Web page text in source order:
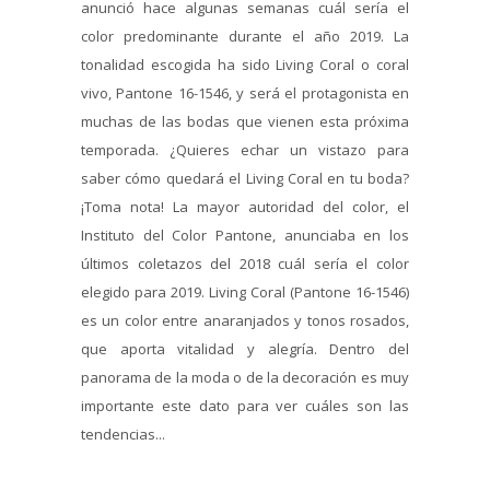
anunció hace algunas semanas cuál sería el
color predominante durante el año 2019. La
tonalidad escogida ha sido Living Coral o coral
vivo, Pantone 16-1546, y será el protagonista en
muchas de las bodas que vienen esta próxima
temporada. ¿Quieres echar un vistazo para
saber cómo quedará el Living Coral en tu boda?
¡Toma nota! La mayor autoridad del color, el
Instituto del Color Pantone, anunciaba en los
últimos coletazos del 2018 cuál sería el color
elegido para 2019. Living Coral (Pantone 16-1546)
es un color entre anaranjados y tonos rosados,
que aporta vitalidad y alegría. Dentro del
panorama de la moda o de la decoración es muy
importante este dato para ver cuáles son las
tendencias...